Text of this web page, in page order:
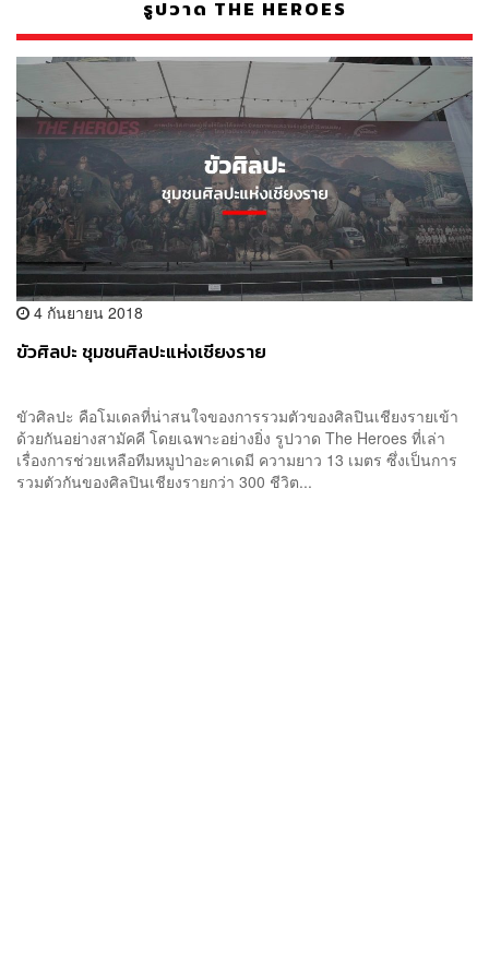
รูปวาด THE HEROES
4 กันยายน 2018
ขัวศิลปะ ชุมชนศิลปะแห่งเชียงราย
ขัวศิลปะ คือโมเดลที่น่าสนใจของการรวมตัวของศิลปินเชียงรายเข้า
ด้วยกันอย่างสามัคคี โดยเฉพาะอย่างยิ่ง รูปวาด The Heroes ที่เล่า
เรื่องการช่วยเหลือทีมหมูป่าอะคาเดมี ความยาว 13 เมตร ซึ่งเป็นการ
รวมตัวกันของศิลปินเชียงรายกว่า 300 ชีวิต...